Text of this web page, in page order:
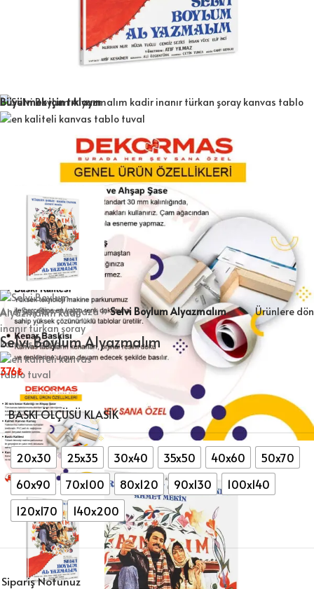
Büyütmek için tıklayın
Ana Sayfa»Mağaza»Selvi Boylum Alyazmalım Ürünlere dön
Selvi Boylum Alyazmalım
376₺
BASKI ÖLÇÜSÜ KLASIK
20x30 25x35 30x40 35x50 40x60
50x70
60x90
70x100 80x120 90x130
100x140
120x170
140x200
Sipariş Notunuz